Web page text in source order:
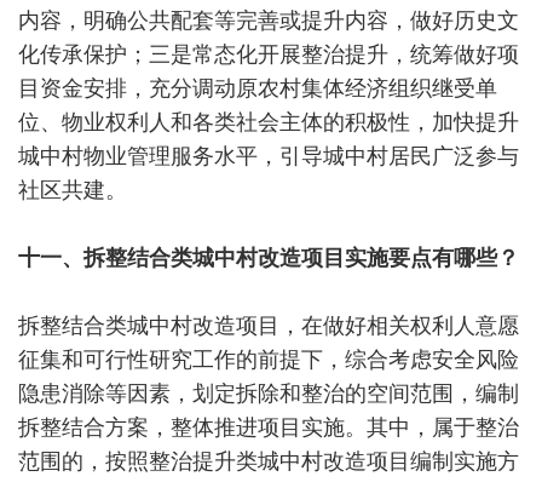
内容，明确公共配套等完善或提升内容，做好历史文
化传承保护；三是常态化开展整治提升，统筹做好项
目资金安排，充分调动原农村集体经济组织继受单
位、物业权利人和各类社会主体的积极性，加快提升
城中村物业管理服务水平，引导城中村居民广泛参与
社区共建。
十一、拆整结合类城中村改造项目实施要点有哪些？
拆整结合类城中村改造项目，在做好相关权利人意愿
征集和可行性研究工作的前提下，综合考虑安全风险
隐患消除等因素，划定拆除和整治的空间范围，编制
拆整结合方案，整体推进项目实施。其中，属于整治
范围的，按照整治提升类城中村改造项目编制实施方